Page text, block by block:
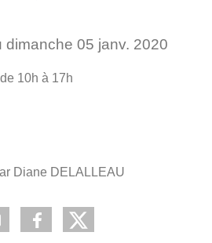
dimanche 05 janv. 2020
de 10h à 17h
Diane DELALLEAU